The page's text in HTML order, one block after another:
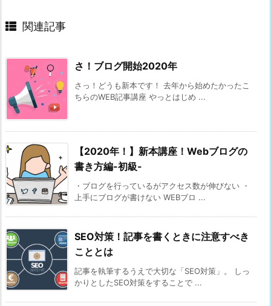
関連記事
さ！ブログ開始2020年
さっ！どうも新本です！ 去年から始めたかったこ
ちらのWEB記事講座 やっとはじめ ...
【2020年！】新本講座！Webブログの
書き方編-初級-
・ブログを行っているがアクセス数が伸びない ・
上手にブログが書けない WEBブロ ...
SEO対策！記事を書くときに注意すべき
こととは
記事を執筆するうえで大切な「SEO対策」。 しっ
かりとしたSEO対策をすることで ...